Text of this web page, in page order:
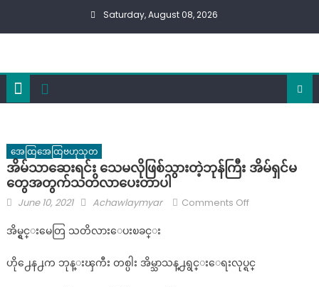
Saturday, August 08, 2026
အေထြအေထြဗဟုသုတ
အိမ်သာဆေးရင်း သေမလိုဖြစ်သွားတဲ့ဘုန်ကြီး အိမ်ရှင်မ
တွေအတွက်သတိလာပေးတာပါ
Posted
June 10, 2021 Author
Achawlaymyar Comments Offon
သေမ
အိမ္ရွင္းမေတြ သတိလားေပးၿခင္း
ဟို႕ေန႕က ဘုန္းၾကီး တစ္ပါး အိမ္သာသန္႕ရွင္းေရးလုပ္ရင္